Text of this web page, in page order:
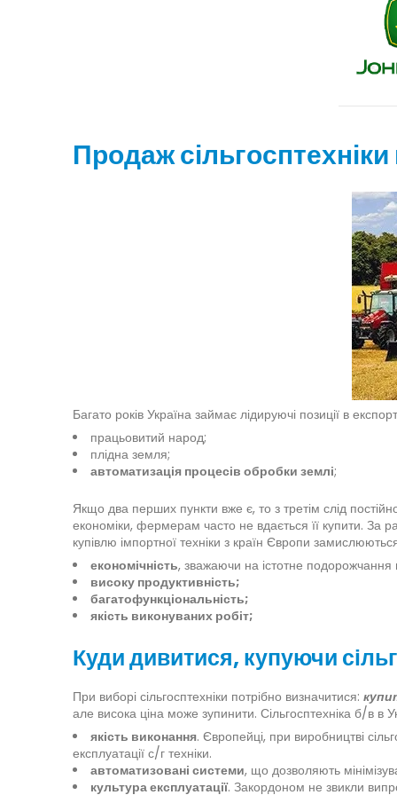
Продаж сільгосптехніки
Багато років Україна займає лідируючі позиції в
працьовитий народ;
плідна земля;
автоматизація процесів обробки землі;
Якщо два перших пункти вже є, то з третім слід
економіки, фермерам часто не вдається її купити. За
купівлю імпортної техніки з країн Європи
економічність, зважаючи на істотне подорожчання
високу продуктивність;
багатофункціональність;
якість виконуваних робіт;
Куди дивитися, купуючи
При виборі сільгосптехніки потрібно визначитися:
але висока ціна може зупинити. Сільгосптехніка б/в в
якість виконання. Європейці, при виробництві
експлуатації с/г техніки.
автоматизовані системи, що дозволяють
культура експлуатації. Закордоном не звикли